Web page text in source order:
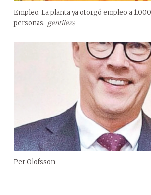
Empleo. La planta ya otorgó empleo a 1.000
personas. gentileza
Per Olofsson